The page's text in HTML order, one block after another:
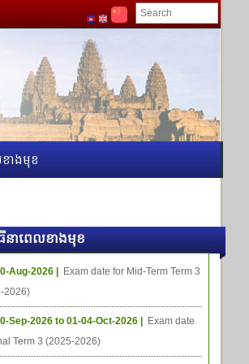
ាងមុខ
ធីនាពេលខាងមុខ
Aug-2026 |
Exam date for Mid-Term Term 3
2026)
Sep-2026 to 01-04-Oct-2026 |
Exam date
Term 3 (2025-2026)